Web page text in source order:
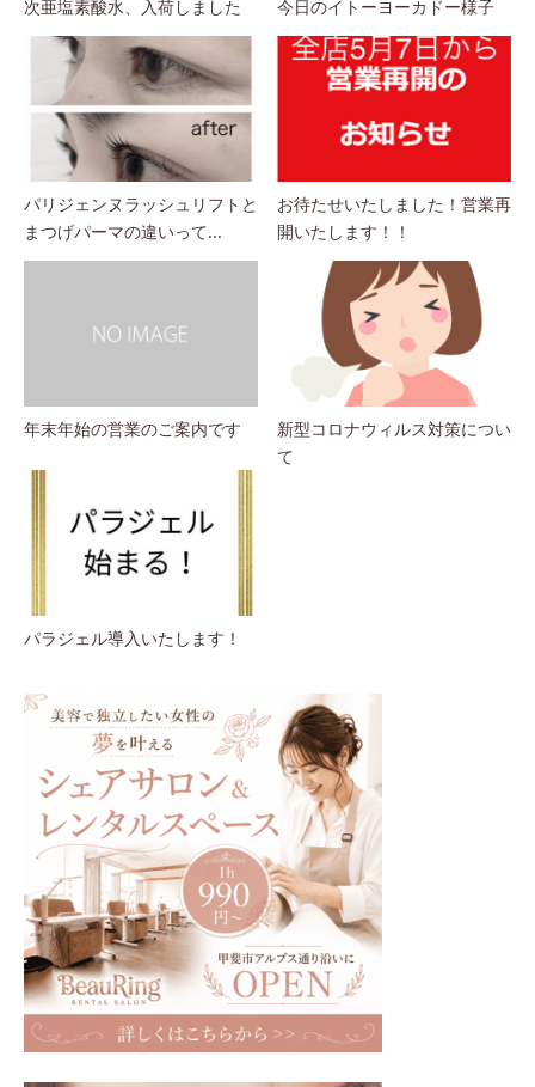
次亜塩素酸水、入荷しました 今日のイトーヨーカドー様子
パリジェンヌラッシュリフトと
まつげパーマの違いって...
お待たせいたしました！営業再
開いたします！！
年末年始の営業のご案内です
新型コロナウィルス対策につい
て
パラジェル導入いたします！